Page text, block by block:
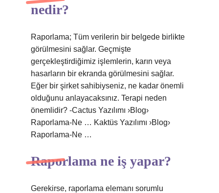
nedir?
Raporlama; Tüm verilerin bir belgede birlikte
görülmesini sağlar. Geçmişte
gerçekleştirdiğimiz işlemlerin, karın veya
hasarların bir ekranda görülmesini sağlar.
Eğer bir şirket sahibiyseniz, ne kadar önemli
olduğunu anlayacaksınız. Terapi neden
önemlidir? -Cactus Yazılımı ›Blog›
Raporlama-Ne … Kaktüs Yazılımı ›Blog›
Raporlama-Ne …
Raporlama ne iş yapar?
Gerekirse, raporlama elemanı sorumlu